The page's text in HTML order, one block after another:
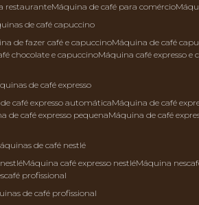
restaurante máquina de café para comércio
de café capuccino
de fazer café e capuccino máquina de café
chocolate e capuccino máquina café expresso e
de café expresso
de café expresso automática máquina de café
de café expresso pequena máquina de café
máquinas de café nestlé
máquina café expresso nestlé máquina
profissional
de café profissional